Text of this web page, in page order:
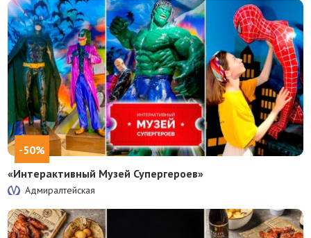
-50%
«Интерактивный Музей Супергероев»
Адмиралтейская